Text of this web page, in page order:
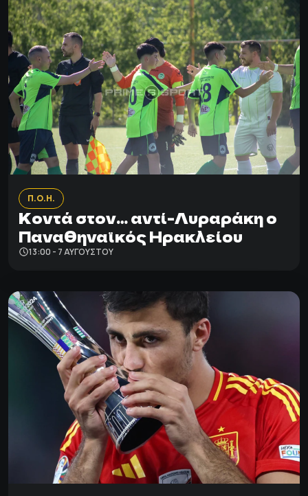
Π.Ο.Η.
Κοντά στον… αντί-Λυραράκη ο
Παναθηναϊκός Ηρακλείου
13:00 - 7 ΑΥΓΟΎΣΤΟΥ